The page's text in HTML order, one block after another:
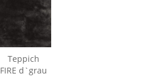
Teppich
FIRE d`grau